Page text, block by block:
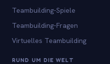
Teambuilding-Spiele
Teambuilding-Fragen
Virtuelles Teambuilding
RUND UM DIE WELT